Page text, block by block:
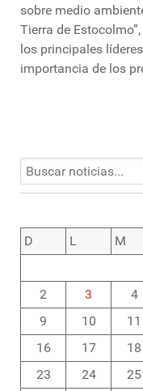
sobre medio
Tierra de
los principales
importancia de los
D
L M
2
3 4
9
10 11
16
17 18
23
24 25